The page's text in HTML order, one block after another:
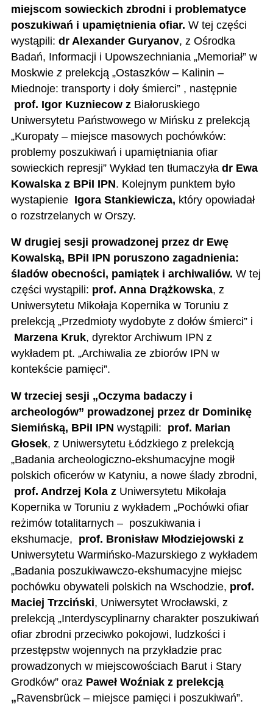
miejscom sowieckich zbrodni i problematyce
poszukiwań i upamiętnienia ofiar. W tej części
wystąpili: dr Alexander Guryanov, z Ośrodka
Badań, Informacji i Upowszechniania „Memoriał” w
Moskwiez prelekcją „Ostaszków – Kalinin –
Miednoje: transporty i doły śmierci” , następnie
prof. Igor Kuzniecow z Białoruskiego
Uniwersytetu Państwowego w Mińsku z prelekcją
„Kuropaty – miejsce masowych pochówków:
problemy poszukiwań i upamiętniania ofiar
sowieckich represji” Wykład ten tłumaczyła dr Ewa
Kowalska z BPiI IPN. Kolejnym punktem było
wystapienie Igora Stankiewicza, który opowiadał
o rozstrzelanych w Orszy.
W drugiej sesji prowadzonej przez dr Ewę
Kowalską, BPiI IPN poruszono zagadnienia:
śladów obecności, pamiątek i archiwaliów. W tej
części wystąpili: prof. Anna Drążkowska, z
Uniwersytetu Mikołaja Kopernika w Toruniu z
prelekcją „Przedmioty wydobyte z dołów śmierci” i
Marzena Kruk, dyrektor Archiwum IPN z
wykładem pt. „Archiwalia ze zbiorów IPN w
kontekście pamięci”.
W trzeciej sesji „Oczyma badaczy i
archeologów” prowadzonej przez dr Dominikę
Siemińską, BPiI IPN wystąpili: prof. Marian
Głosek, z Uniwersytetu Łódzkiego z prelekcją
„Badania archeologiczno-ekshumacyjne mogił
polskich oficerów w Katyniu, a nowe ślady zbrodni,
prof. Andrzej Kola zUniwersytetu Mikołaja
Kopernika w Toruniu z wykładem „Pochówki ofiar
reżimów totalitarnych – poszukiwania i
ekshumacje, prof. Bronisław Młodziejowski z
Uniwersytetu Warmińsko-Mazurskiego z wykładem
„Badania poszukiwawczo-ekshumacyjne miejsc
pochówku obywateli polskich na Wschodzie, prof.
Maciej Trzciński, Uniwersytet Wrocławski, z
prelekcją „Interdyscyplinarny charakter poszukiwań
ofiar zbrodni przeciwko pokojowi, ludzkości i
przestępstw wojennych na przykładzie prac
prowadzonych w miejscowościach Barut i Stary
Grodków” oraz Paweł Woźniak z prelekcją
„Ravensbrück – miejsce pamięci i poszukiwań”.